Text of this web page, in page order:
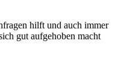
hilft und auch immer
gut aufgehoben macht